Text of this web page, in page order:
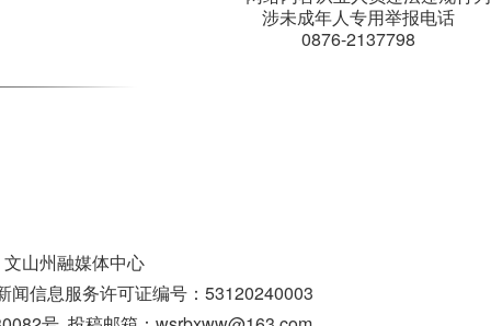
涉未成年人专用举报电话
0876-2137798
山州融媒体中心
闻信息服务许可证编号：53120240003